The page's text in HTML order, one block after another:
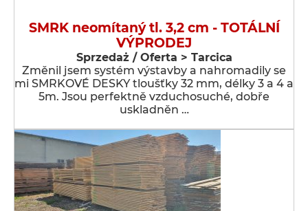
SMRK neomítaný tl. 3,2 cm - TOTÁLNÍ
VÝPRODEJ
Sprzedaż / Oferta > Tarcica
Změnil jsem systém výstavby a nahromadily se
mi SMRKOVÉ DESKY tloušťky 32 mm, délky 3 a 4 a
5m. Jsou perfektně vzduchosuché, dobře
uskladněn …